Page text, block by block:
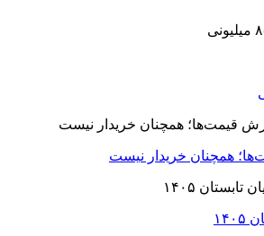
همچنان خریدار نیست